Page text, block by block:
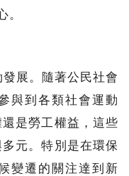
。
展。隨著公民社會
與到各類社會運動
是勞工權益，這些
元。特別是在環保
變遷的關注達到新